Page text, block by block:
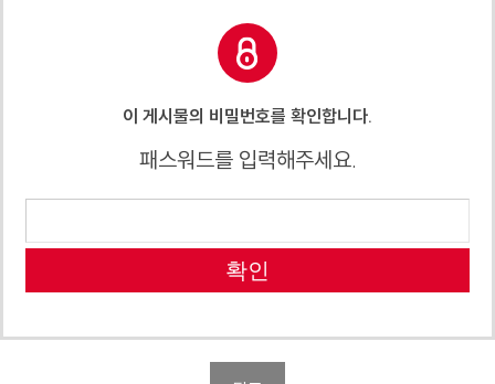
이 게시물의 비밀번호를 확인합니다.
패스워드를 입력해주세요.
확인